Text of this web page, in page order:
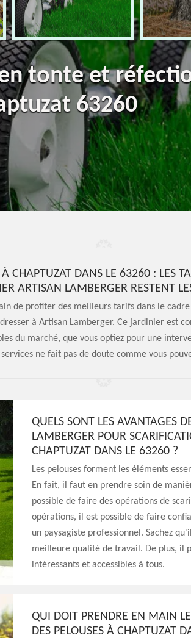
tonte et
63260
CHAPTUZAT DANS LE 63260 : LES
ARTISAN LAMBERGER RESTENT
de profiter des meilleurs tarifs dans le cadre
à Artisan Lamberger. Ce jardinier est
du marché, que vous optiez pour une
ne fait pas de doute comme vous
QUELS SONT LES AVANTAGES
LAMBERGER POUR
CHAPTUZAT DANS LE 63260 ?
Les pelouses forment les éléments
En fait, il faut en prendre soin de
possible de faire des opérations de
opérations, il est possible de faire
un paysagiste professionnel. Sachez
meilleure qualité de travail. De plus, il
intéressants et accessibles à tous.
QUI DOIT PRENDRE EN MAIN
DES PELOUSES À CHAPTUZAT